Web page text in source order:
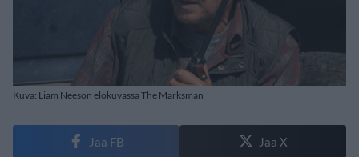
Kuva: Liam Neeson elokuvassa The Marksman
Jaa FB Jaa X